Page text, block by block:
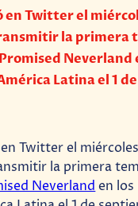
Twitter el
la primera
Neverland
Latina el 1 de
Twitter el
la primera
Neverlanden los